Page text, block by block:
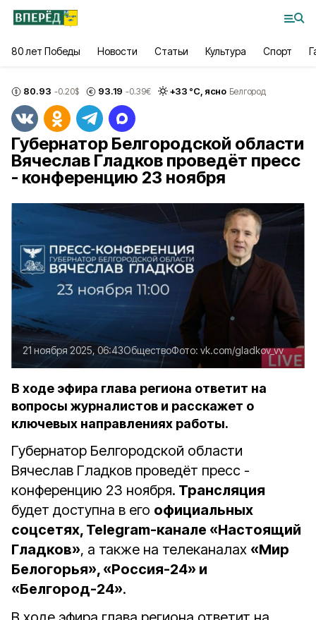
80 лет Победы Новости Статьи Культура Спорт
80.93 -0.20$ 93.19 -0.39€ +33 °С, ясно Белгород
Губернатор Белгородской области
Вячеслав Гладков проведёт пресс
- конференцию 23 ноября
21 ноября 2025, 06:43ОбществоФото: vk.com/gladkov_vv
В ходе эфира глава региона ответит на
вопросы журналистов и расскажет о
ключевых направлениях работы.
Губернатор Белгородской области
Вячеслав Гладков проведёт пресс -
конференцию 23 ноября. Трансляция
будет доступна в его официальных
соцсетях, Telegram-канале «Настоящий
Гладков», а также на телеканалах «Мир
Белогорья», «Россия-24» и
«Белгород-24».